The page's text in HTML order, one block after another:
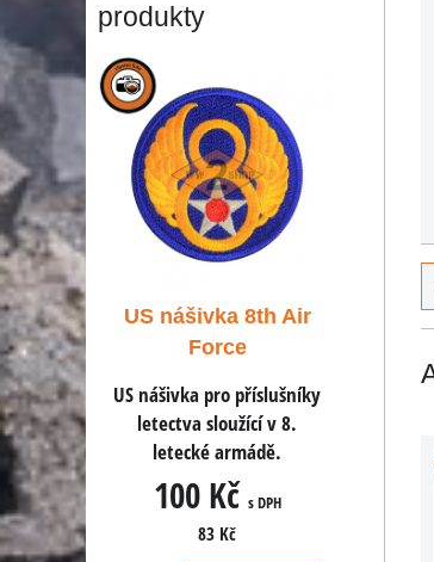
produkty
Air
v 8.
US nášivka 8th Air
Force
US nášivka pro příslušníky
letectva sloužící v 8.
letecké armádě.
100 Kč s DPH
83 Kč
US
US